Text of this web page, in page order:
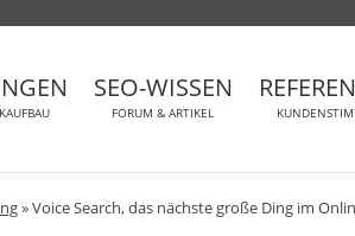
SEO-WISSEN
FORUM & ARTIKEL
»Voice Search, das nächste große Ding im